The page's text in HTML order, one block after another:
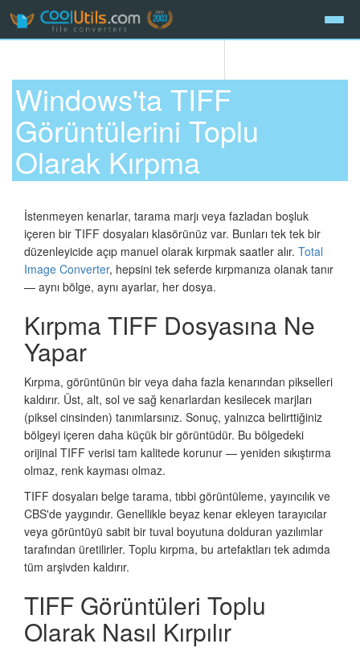
Windows'ta TIFF
Görüntülerini Toplu
Olarak Kırpma
İstenmeyen kenarlar, tarama marjı veya fazladan boşluk
içeren bir TIFF dosyaları klasörünüz var. Bunları tek tek bir
düzenleyicide açıp manuel olarak kırpmak saatler alır. Total
Image Converter, hepsini tek seferde kırpmanıza olanak tanır
— aynı bölge, aynı ayarlar, her dosya.
Kırpma TIFF Dosyasına Ne
Yapar
Kırpma, görüntünün bir veya daha fazla kenarından pikselleri
kaldırır. Üst, alt, sol ve sağ kenarlardan kesilecek marjları
(piksel cinsinden) tanımlarsınız. Sonuç, yalnızca belirttiğiniz
bölgeyi içeren daha küçük bir görüntüdür. Bu bölgedeki
orijinal TIFF verisi tam kalitede korunur — yeniden sıkıştırma
olmaz, renk kayması olmaz.
TIFF dosyaları belge tarama, tıbbi görüntüleme, yayıncılık ve
CBS'de yaygındır. Genellikle beyaz kenar ekleyen tarayıcılar
veya görüntüyü sabit bir tuval boyutuna dolduran yazılımlar
tarafından üretilirler. Toplu kırpma, bu artefaktları tek adımda
tüm arşivden kaldırır.
TIFF Görüntüleri Toplu
Olarak Nasıl Kırpılır